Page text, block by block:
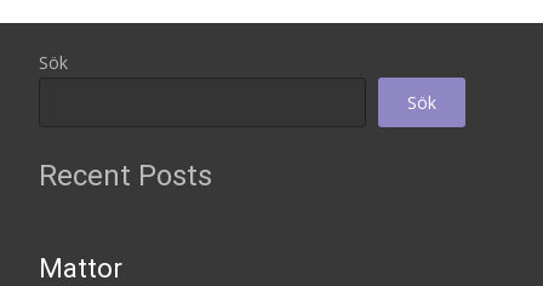
Sök
Sök
Recent Posts
Mattor